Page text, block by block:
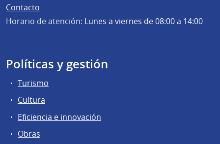
Contacto
Horario de atención: Lunes a viernes de 08:00 a 14:00
Políticas y gestión
Turismo
Cultura
Eficiencia e innovación
Obras